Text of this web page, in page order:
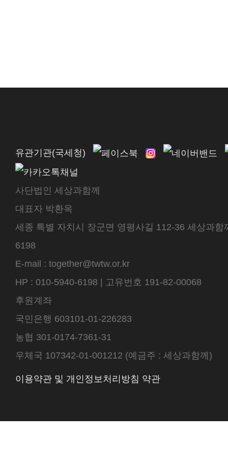
유관기관(국세청)
사단법인 세상과함께
대표자 박환옥
세종 특별 자치시 장군면 영평사길 112-36 세상과
6198
E-mail : together@twtw.or.kr
HP : 010-5940-6198 | 고유번호 191-82-00068
후원계좌
국민은행 603101-01-226283
농협 301-0174-7361-31
우체국 107342-01-001212 (예금주 : 세상과함께)
이용약관 및 개인정보처리방침 약관